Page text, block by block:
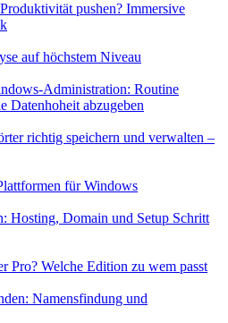
pushen? Immersive
auf höchstem Niveau
Administration: Routine
Datenhoheit abzugeben
richtig speichern und verwalten –
für Windows
Hosting, Domain und Setup Schritt
Pro? Welche Edition zu wem passt
Namensfindung und